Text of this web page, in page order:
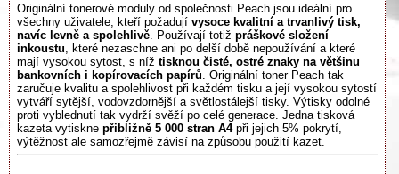
Originální tonerové moduly od společnosti Peach jsou ideální pro
všechny uživatele, kteří požadují vysoce kvalitní a trvanlivý tisk,
navíc levně a spolehlivě . Používají totiž práškové složení
inkoustu , které nezaschne ani po delší době nepoužívání a které
mají vysokou sytost, s níž tisknou čisté, ostré znaky na většinu
bankovních i kopírovacích papírů . Originální toner Peach tak
zaručuje kvalitu a spolehlivost při každém tisku a její vysokou sytostí
vytváří sytější, vodovzdornější a světlostálejší tisky. Výtisky odolné
proti vyblednutí tak vydrží svěží po celé generace. Jedna tisková
kazeta vytiskne přibližně 5 000 stran A4při jejich 5% pokrytí,
výtěžnost ale samozřejmě závisí na způsobu použití kazet.